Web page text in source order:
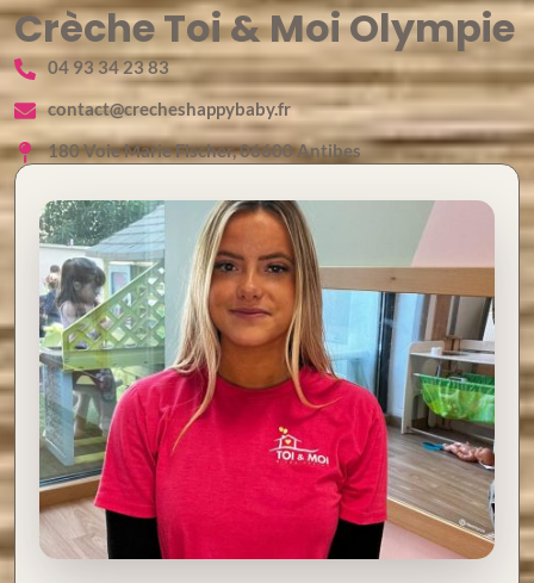
Crèche Toi & Moi Olympie
04 93 34 23 83
contact@crecheshappybaby.fr
180 Voie Marie Fischer, 06600 Antibes